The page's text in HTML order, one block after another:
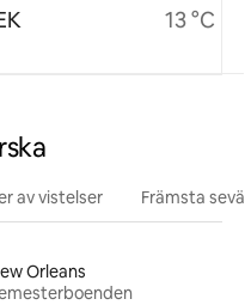
13 °C
av vistelser Främsta
Orleans